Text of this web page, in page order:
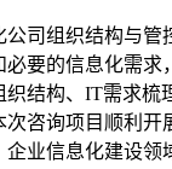
司组织结构与
必要的信息化需
结构、IT需求梳
咨询项目顺利
业信息化建设